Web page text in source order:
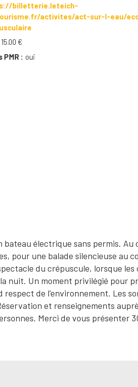
billetterie.leteich-
activites/act-sur-l-eau/
15.00 €
PMR
oui
électrique sans permis. Au
pour une balade silencieuse au
du crépuscule, lorsque les
nuit. Un moment privilégié pour
de l'environnement. Les
et renseignements
Merci de vous présenter